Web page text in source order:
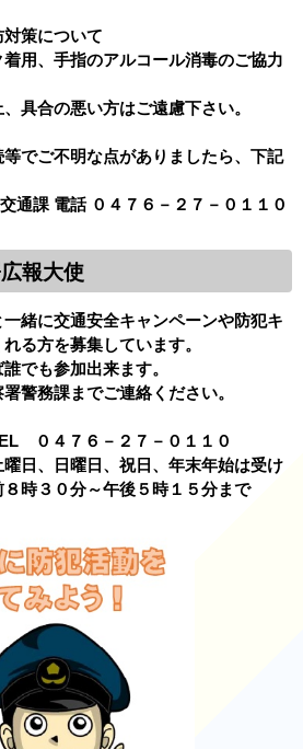
策について
用、手指のアルコール消毒のご協力
具合の悪い方はご遠慮下さい。
でご不明な点がありましたら、下記
通課 電話 ０４７６－２７－０１１０
報大使
緒に交通安全キャンペーンや防犯キ
る方を募集しています。
でも参加出来ます。
警務課までご連絡ください。
０４７６－２７－０１１０
日、日曜日、祝日、年末年始は受け
時３０分～午後５時１５分まで